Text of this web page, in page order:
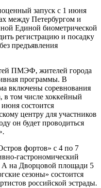
запуск с 1 июня
между Петербургом и
Единой биометрической
регистрацию и посадку
предъявления
ПМЭФ, жителей города
программы. В
включены соревнования
в том числе хоккейный
состоится
центру для участников
он будет проводиться
фортов» с 4 по 7
гастрономический
А на Дворцовой площади 5
сезоны» состоится
российской эстрады.